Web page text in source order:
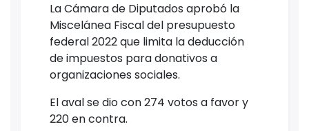
La Cámara de Diputados aprobó la
Miscelánea Fiscal del presupuesto
federal 2022 que limita la deducción
de impuestos para donativos a
organizaciones sociales.
El aval se dio con 274 votos a favor y
220 en contra.